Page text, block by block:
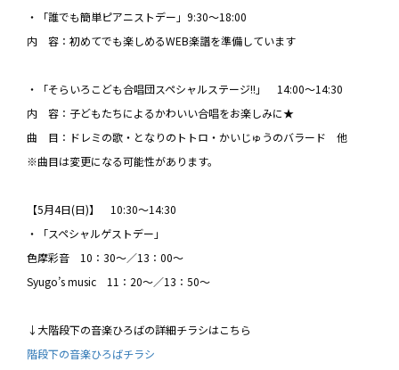
・「誰でも簡単ピアニストデー」9:30～18:00
内 容：初めてでも楽しめるWEB楽譜を準備しています
・「そらいろこども合唱団スペシャルステージ!!」 14:00～14:30
内 容：子どもたちによるかわいい合唱をお楽しみに★
曲 目：ドレミの歌・となりのトトロ・かいじゅうのバラード 他
※曲目は変更になる可能性があります。
【5月4日(日)】 10:30～14:30
・「スペシャルゲストデー」
色摩彩音 10：30～／13：00～
Syugo’s music 11：20～／13：50～
↓大階段下の音楽ひろばの詳細チラシはこちら
階段下の音楽ひろばチラシ